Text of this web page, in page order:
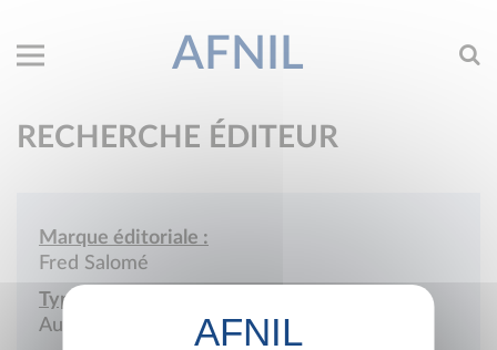
AFNIL
RECHERCHE ÉDITEUR
Marque éditoriale :
Fred Salomé
Type de société :
Auto-édition